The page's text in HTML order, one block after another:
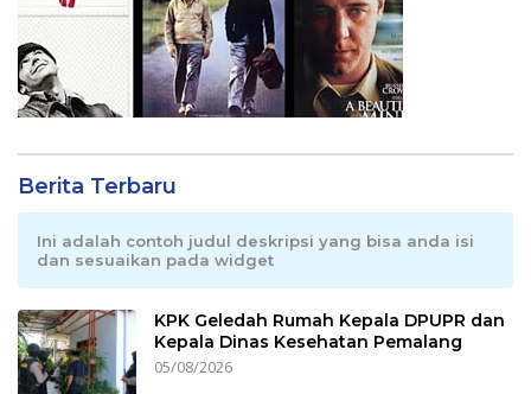
Berita Terbaru
Ini adalah contoh judul deskripsi yang bisa anda isi
dan sesuaikan pada widget
KPK Geledah Rumah Kepala DPUPR dan
Kepala Dinas Kesehatan Pemalang
05/08/2026